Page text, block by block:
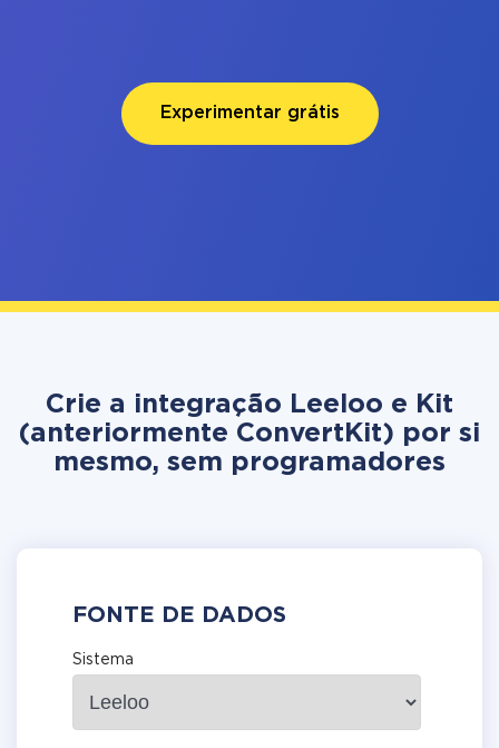
Experimentar grátis
Crie a integração Leeloo e Kit
(anteriormente ConvertKit) por si
mesmo, sem programadores
FONTE DE DADOS
Sistema